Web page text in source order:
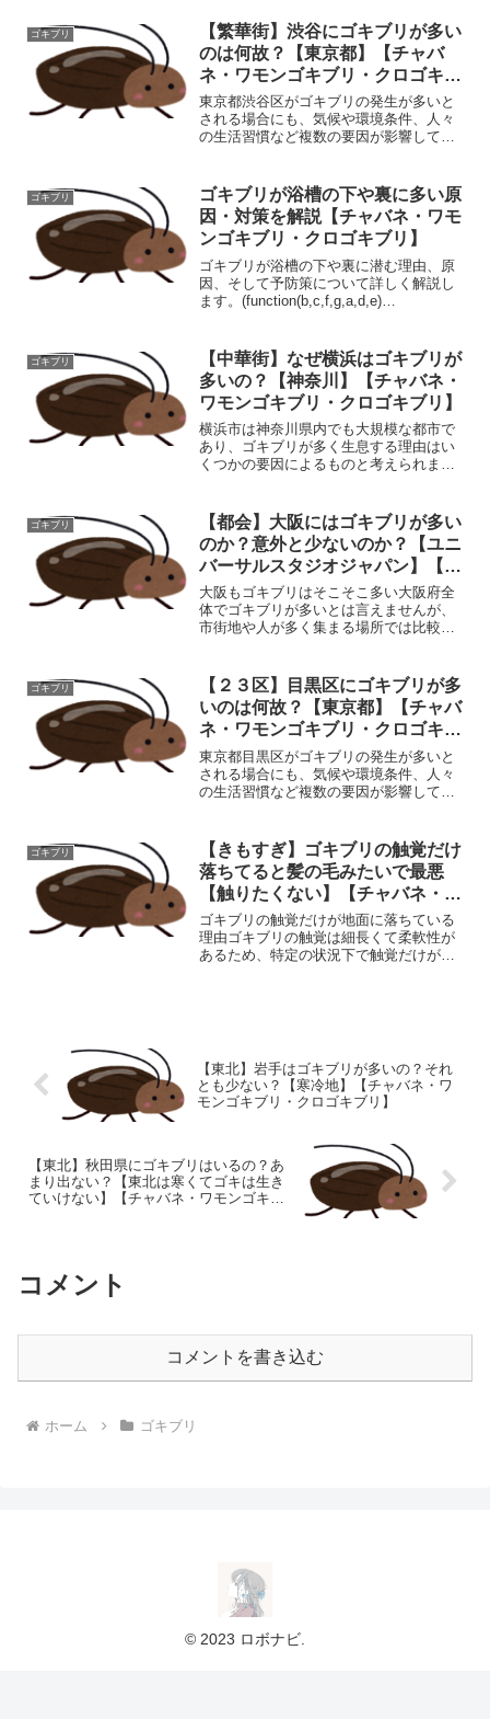
ゴキブリ
【繁華街】渋谷にゴキブリが多い
のは何故？【東京都】【チャバ
ネ・ワモンゴキブリ・クロゴキブ
リ】
東京都渋谷区がゴキブリの発生が多いと
される場合にも、気候や環境条件、人々
の生活習慣など複数の要因が影響してい
原因: 商業施設や観光地の存在: 渋谷区は
観光地や商業施設が...
ゴキブリ
ゴキブリが浴槽の下や裏に多い原
因・対策を解説【チャバネ・ワモ
ンゴキブリ・クロゴキブリ】
ゴキブリが浴槽の下や裏に潜む理由、原
因、そして予防策について詳しく解説し
ます。(function(b,c,f,g,a,d,e)
ゴキブリ
【中華街】なぜ横浜はゴキブリが
多いの？【神奈川】【チャバネ・
ワモンゴキブリ・クロゴキブリ】
横浜市は神奈川県内でも大規模な都市で
あり、ゴキブリが多く生息する理由はい
くつかの要因によるものと考えられま
す。こうした場所では、食品の取り扱い
やゴミ処理が行われるた...
ゴキブリ
【都会】大阪にはゴキブリが多い
のか？意外と少ないのか？【ユニ
バーサルスタジオジャパン】【チ
ャバネ・ワモンゴキブリ・クロゴ
キブリ】
大阪もゴキブリはそこそこ多い大阪府全
体でゴキブリが多いとは言えませんが、
市街地や人が多く集まる場所では比較的
などの餌場がある場所では、ゴキブリが
発生する可能性が高くなり...
ゴキブリ
【２３区】目黒区にゴキブリが多
いのは何故？【東京都】【チャバ
ネ・ワモンゴキブリ・クロゴキブ
リ】
東京都目黒区がゴキブリの発生が多いと
される場合にも、気候や環境条件、人々
の生活習慣など複数の要因が影響してい
原因: 住宅密集地域: 目黒区は住宅地が多
く、家屋が密集して...
ゴキブリ
【きもすぎ】ゴキブリの触覚だけ
落ちてると髪の毛みたいで最悪
【触りたくない】【チャバネ・ク
ロゴキブリ・ワモンゴキブリ】
ゴキブリの触覚だけが地面に落ちている
理由ゴキブリの触覚は細長くて柔軟性が
あるため、特定の状況下で触覚だけが地
【東北】岩手はゴキブリが多いの？それ
とも少ない？【寒冷地】【チャバネ・ワ
モンゴキブリ・クロゴキブリ】
【東北】秋田県にゴキブリはいるの？あ
まり出ない？【東北は寒くてゴキは生き
ていけない】【チャバネ・ワモンゴキブ
コメント
コメントを書き込む
ホーム ゴキブリ
© 2023 ロボナビ.